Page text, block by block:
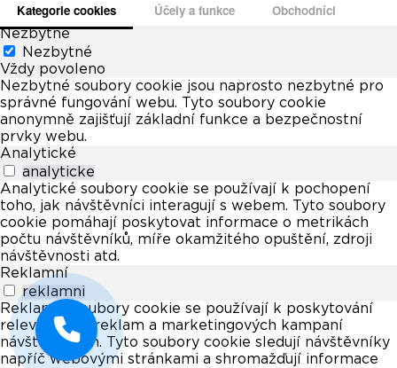
Kategorie cookies Účely a funkce Obchodníci
Nezbytné
Nezbytné
Vždy povoleno
Nezbytné soubory cookie jsou naprosto nezbytné pro
správné fungování webu. Tyto soubory cookie
anonymně zajišťují základní funkce a bezpečnostní
prvky webu.
Analytické
analyticke
Analytické soubory cookie se používají k pochopení
toho, jak návštěvníci interagují s webem. Tyto soubory
cookie pomáhají poskytovat informace o metrikách
počtu návštěvníků, míře okamžitého opuštění, zdroji
návštěvnosti atd.
Reklamní
reklamni
Reklamní soubory cookie se používají k poskytování
relevantních reklam a marketingových kampaní
návštěvníkům. Tyto soubory cookie sledují návštěvníky
napříč webovými stránkami a shromažďují informace